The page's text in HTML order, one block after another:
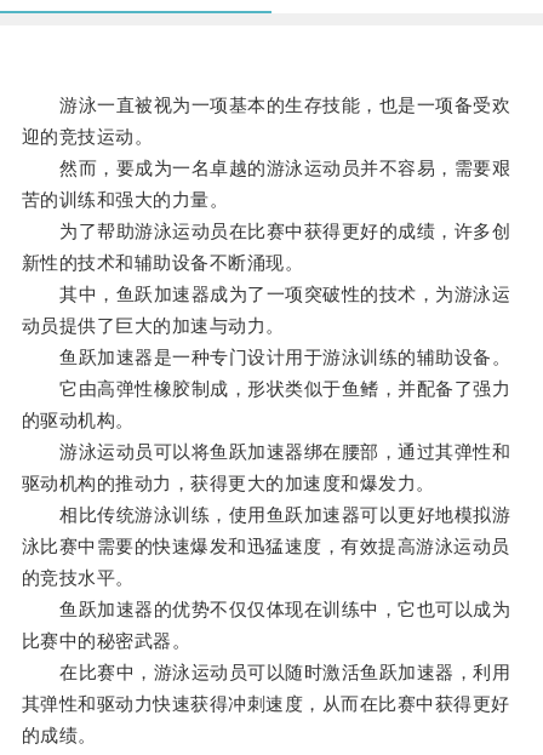
游泳一直被视为一项基本的生存技能，也是一项备受欢
迎的竞技运动。
然而，要成为一名卓越的游泳运动员并不容易，需要艰
苦的训练和强大的力量。
为了帮助游泳运动员在比赛中获得更好的成绩，许多创
新性的技术和辅助设备不断涌现。
其中，鱼跃加速器成为了一项突破性的技术，为游泳运
动员提供了巨大的加速与动力。
鱼跃加速器是一种专门设计用于游泳训练的辅助设备。
它由高弹性橡胶制成，形状类似于鱼鳍，并配备了强力
的驱动机构。
游泳运动员可以将鱼跃加速器绑在腰部，通过其弹性和
驱动机构的推动力，获得更大的加速度和爆发力。
相比传统游泳训练，使用鱼跃加速器可以更好地模拟游
泳比赛中需要的快速爆发和迅猛速度，有效提高游泳运动员
的竞技水平。
鱼跃加速器的优势不仅仅体现在训练中，它也可以成为
比赛中的秘密武器。
在比赛中，游泳运动员可以随时激活鱼跃加速器，利用
其弹性和驱动力快速获得冲刺速度，从而在比赛中获得更好
的成绩。